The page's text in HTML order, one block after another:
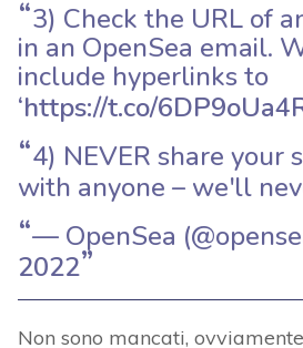
3) Check the URL of
in an OpenSea email.
include hyperlinks to
‘https://t.co/
4) NEVER share your
with anyone – we'll
— OpenSea
2022
Non sono mancati,